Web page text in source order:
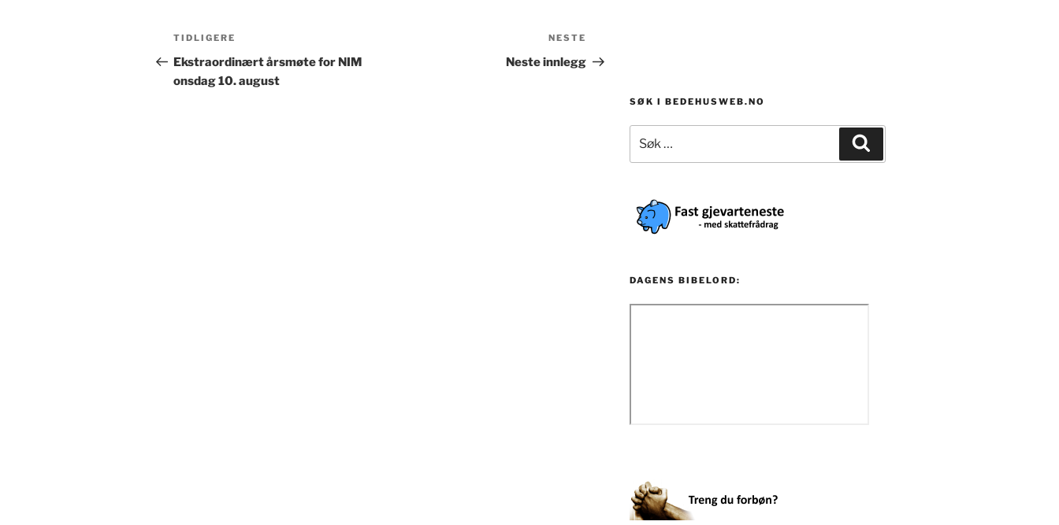
Innleggsnavigasjon
Forrige
innlegg
TIDLIGERE
Ekstraordinært årsmøte for NIM
onsdag 10. august
innlegg
NESTE
Neste innlegg
SØK I BEDEHUSWEB.NO
etter:
DAGENS BIBELORD: